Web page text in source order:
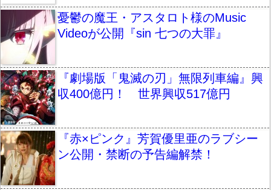
憂鬱の魔王・アスタロト様のMusic
Videoが公開『sin 七つの大罪』
『劇場版「鬼滅の刃」無限列車編』興
収400億円！ 世界興収517億円
『赤×ピンク』芳賀優里亜のラブシー
ン公開・禁断の予告編解禁！